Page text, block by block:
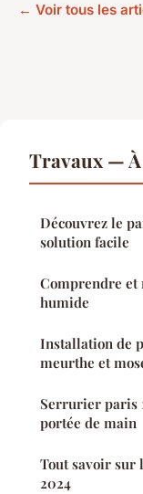
← Voir tous les
Travaux —
Découvrez le
solution facile
Comprendre et
humide
Installation de
meurthe et
Serrurier paris
portée de main
Tout savoir sur
2024